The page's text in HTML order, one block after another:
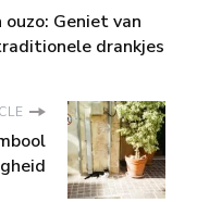
ouzo: Geniet van
drankjes